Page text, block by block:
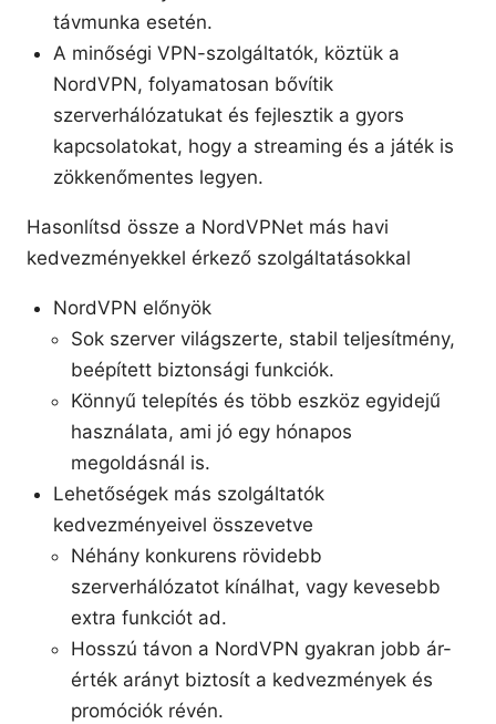
távmunka esetén.
A minőségi VPN-szolgáltatók, köztük a
NordVPN, folyamatosan bővítik
szerverhálózatukat és fejlesztik a gyors
kapcsolatokat, hogy a streaming és a játék is
zökkenőmentes legyen.
Hasonlítsd össze a NordVPNet más havi
kedvezményekkel érkező szolgáltatásokkal
NordVPN előnyök
Sok szerver világszerte, stabil teljesítmény,
beépített biztonsági funkciók.
Könnyű telepítés és több eszköz egyidejű
használata, ami jó egy hónapos
megoldásnál is.
Lehetőségek más szolgáltatók
kedvezményeivel összevetve
Néhány konkurens rövidebb
szerverhálózatot kínálhat, vagy kevesebb
extra funkciót ad.
Hosszú távon a NordVPN gyakran jobb ár-
érték arányt biztosít a kedvezmények és
promóciók révén.